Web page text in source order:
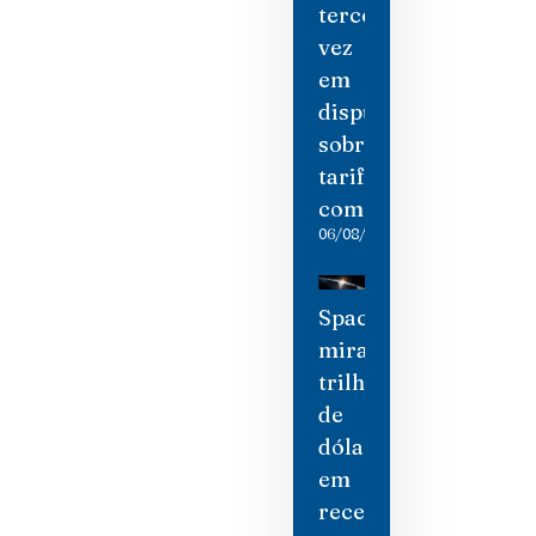
terceira
vez
em
disputa
sobre
tarifas
comerciais
06/08/2026
SpaceX
mira
trilhão
de
dólares
em
receita